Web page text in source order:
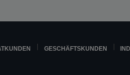
GESCHÄFTSKUNDEN